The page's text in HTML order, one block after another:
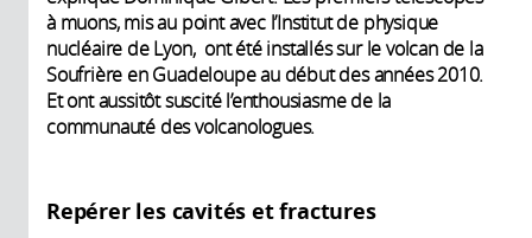
à muons, mis au point avec l’Institut de physique
nucléaire de Lyon, ont été installés sur le volcan de la
Soufrière en Guadeloupe au début des années 2010.
Et ont aussitôt suscité l’enthousiasme de la
communauté des volcanologues.
Repérer les cavités et fractures